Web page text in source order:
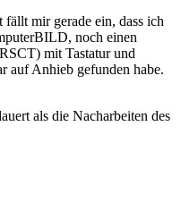
fällt mir gerade ein, dass ich
noch einen
mit Tastatur und
auf Anhieb gefunden habe.
als die Nacharbeiten des